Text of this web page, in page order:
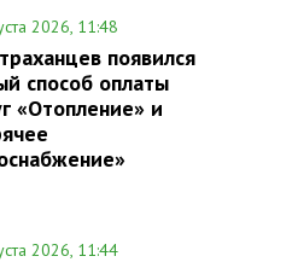
2026, 11:48
появился
способ оплаты
«Отопление» и
2026, 11:44